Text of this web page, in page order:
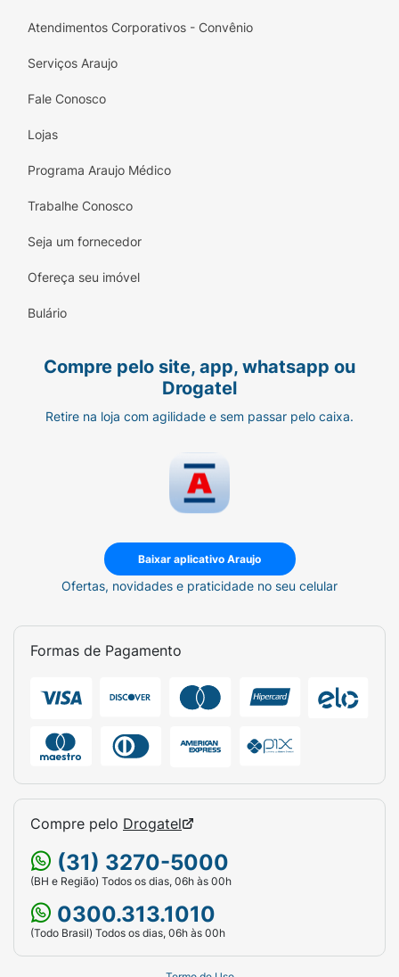
Atendimentos Corporativos - Convênio
Serviços Araujo
Fale Conosco
Lojas
Programa Araujo Médico
Trabalhe Conosco
Seja um fornecedor
Ofereça seu imóvel
Bulário
Compre pelo site, app, whatsapp ou
Drogatel
Retire na loja com agilidade e sem passar pelo caixa.
Baixar aplicativo Araujo
Ofertas, novidades e praticidade no seu celular
Formas de Pagamento
Compre pelo Drogatel
(31) 3270-5000
(BH e Região) Todos os dias, 06h às 00h
0300.313.1010
(Todo Brasil) Todos os dias, 06h às 00h